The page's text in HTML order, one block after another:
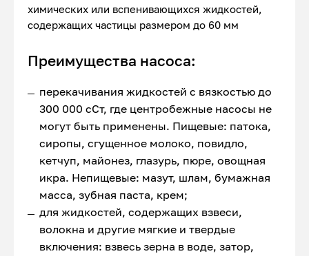
химических или вспенивающихся жидкостей,
содержащих частицы размером до 60 мм
Преимущества насоса:
перекачивания жидкостей с вязкостью до
300 000 сСт, где центробежные насосы не
могут быть применены. Пищевые: патока,
сиропы, сгущенное молоко, повидло,
кетчуп, майонез, глазурь, пюре, овощная
икра. Непищевые: мазут, шлам, бумажная
масса, зубная паста, крем;
для жидкостей, содержащих взвеси,
волокна и другие мягкие и твердые
включения: взвесь зерна в воде, затор,